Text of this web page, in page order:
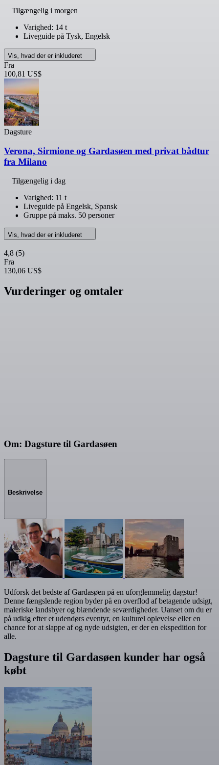
Tilgængelig i morgen
Varighed: 14 t
Liveguide på Tysk, Engelsk
Vis, hvad der er inkluderet
Fra
100,81 US$
Dagsture
Verona, Sirmione og Gardasøen med privat bådtur
fra Milano
Tilgængelig i dag
Varighed: 11 t
Liveguide på Engelsk, Spansk
Gruppe på maks. 50 personer
Vis, hvad der er inkluderet
4,8 (5)
Fra
130,06 US$
Vurderinger og omtaler
Om: Dagsture til Gardasøen
Beskrivelse
Udforsk det bedste af Gardasøen på en uforglemmelig dagstur!
Denne fængslende region byder på en overflod af betagende udsigt,
maleriske landsbyer og blændende seværdigheder. Uanset om du er
på udkig efter et udendørs eventyr, en kulturel oplevelse eller en
chance for at slappe af og nyde udsigten, er der en ekspedition for
alle.
Dagsture til Gardasøen kunder har også
købt